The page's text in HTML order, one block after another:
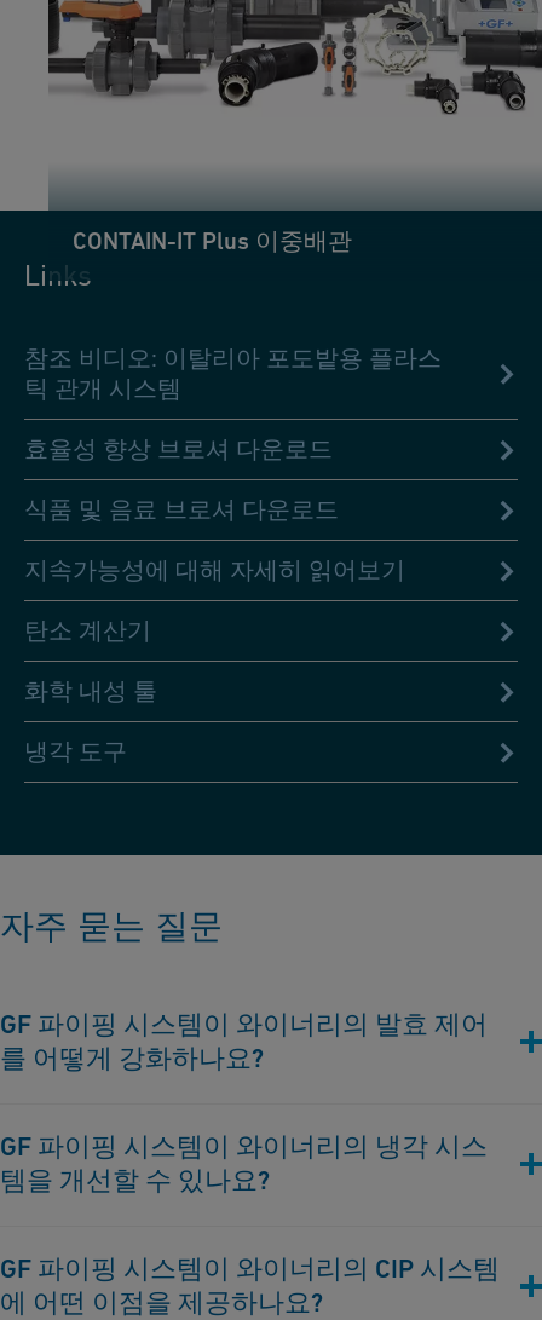
CONTAIN-IT Plus 이중배관
Links
참조 비디오: 이탈리아 포도밭용 플라스
틱 관개 시스템
효율성 향상 브로셔 다운로드
식품 및 음료 브로셔 다운로드
지속가능성에 대해 자세히 읽어보기
탄소 계산기
화학 내성 툴
냉각 도구
자주 묻는 질문
GF 파이핑 시스템이 와이너리의 발효 제어
를 어떻게 강화하나요?
부식 방지 파이프 솔루션을 제공하여 최적의 발효와 우수한 와인
품질을 보장합니다.
GF 파이핑 시스템이 와이너리의 냉각 시스
템을 개선할 수 있나요?
있는 냉각 솔루션을 제공하여 와인의 품질과 맛을 유지합니다.
GF 파이핑 시스템이 와이너리의 CIP 시스템
에 어떤 이점을 제공하나요?